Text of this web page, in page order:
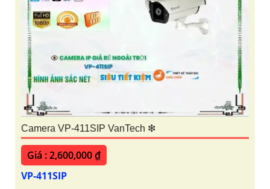
Camera VP-411SIP VanTech ❇
Giá : 2,600,000 ₫
VP-411SIP